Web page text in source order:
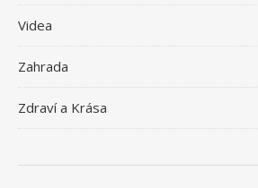
Videa
Zahrada
Zdraví a Krása